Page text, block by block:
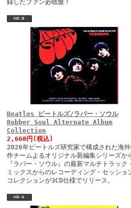
録したファン必聴盤！
Beatles ビートルズ/ラバー・ソウル
Rubber Soul Alternate Album
Collection
2,660円(税込)
2026年ビートルズ研究家で構成された海外
作チームよるオリジナル新編集シリーズか
『ラバー・ソウル』の最新マルチトラック
ミックスからのレコーディング・セッショ
コレクションが3CD仕様でリリース。